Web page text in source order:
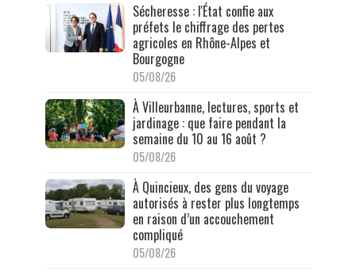
Sécheresse : l'État confie aux
préfets le chiffrage des pertes
agricoles en Rhône-Alpes et
Bourgogne
05/08/26
À Villeurbanne, lectures, sports et
jardinage : que faire pendant la
semaine du 10 au 16 août ?
05/08/26
À Quincieux, des gens du voyage
autorisés à rester plus longtemps
en raison d’un accouchement
compliqué
05/08/26